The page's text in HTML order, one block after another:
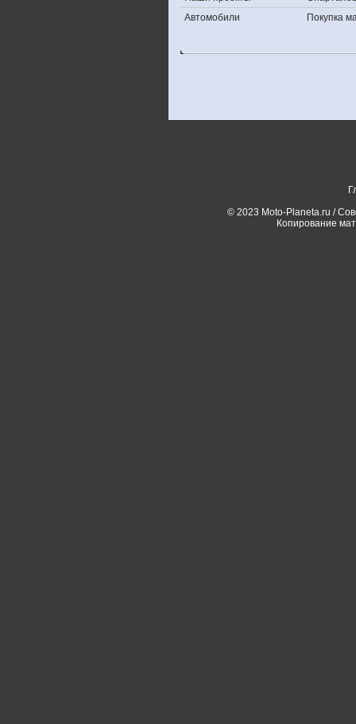
Автомобили
Покупка
© 2023 Moto-Planeta.ru /
Копирование